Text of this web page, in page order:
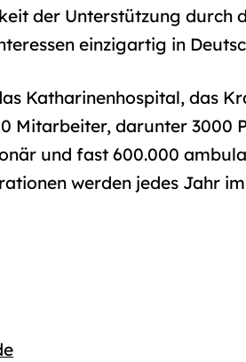
der Unterstützung durch
einzigartig in
Katharinenhospital, das
Mitarbeiter, darunter 3000
und fast 600.000
werden jedes Jahr